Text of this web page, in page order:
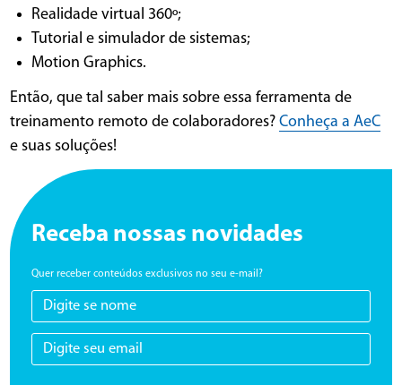
Realidade virtual 360º;
Tutorial e simulador de sistemas;
Motion Graphics.
Então, que tal saber mais sobre essa ferramenta de
treinamento remoto de colaboradores?Conheça a AeC
e suas soluções!
Receba nossas novidades
Quer receber conteúdos exclusivos no seu e-mail?